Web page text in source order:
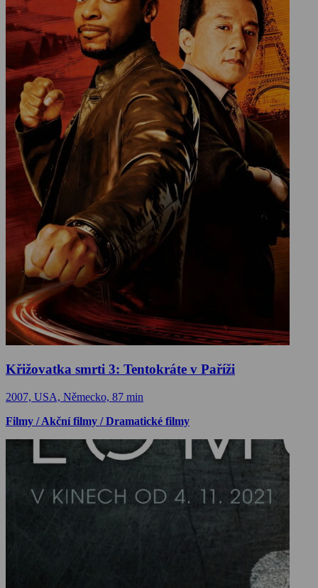
Křižovatka smrti 3: Tentokráte v Paříži
2007, USA, Německo, 87 min
Filmy / Akční filmy / Dramatické filmy